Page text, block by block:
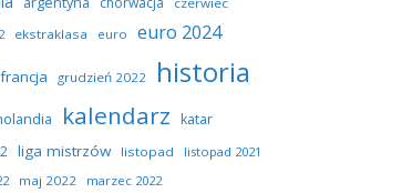
ekstraklasa euro euro 2024
francja grudzień 2022 historia
kalendarz katar
liga mistrzów listopad listopad 2021
maj 2022 marzec 2022